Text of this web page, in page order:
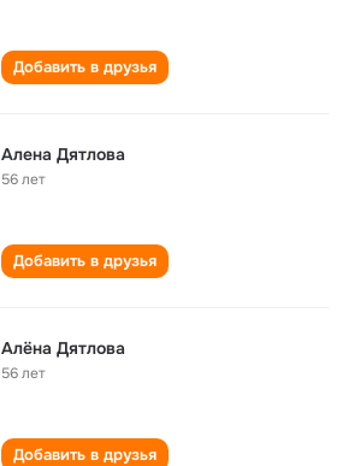
Добавить в друзья
Алена Дятлова
56 лет
Добавить в друзья
Алёна Дятлова
56 лет
Добавить в друзья